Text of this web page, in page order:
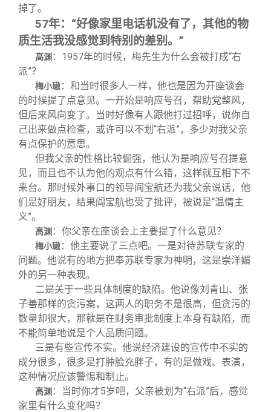
掉了。
57年：“好像家里电话机没有了，其他的物
质生活我没感觉到特别的差别。”
高渊 ：1957年的时候，梅先生为什么会被打成“右
派”？
梅小璈：和当时很多人一样，他也是因为开座谈会
的时候提了点意见。一开始是响应号召，帮助党整风，
但后来风向变了。当时好像有人跟他打过招呼，说你自
己出来做点检查，或许可以不划“右派”，多少对我父亲
有点保护的意思。
但我父亲的性格比较倔强，他认为是响应号召提意
见，而且也不认为他的观点有什么错，这样就互相下不
来台。那时候外事口的领导阎宝航还为我父亲说话，他
们是好朋友，结果阎宝航也受了批评，被说是“温情主
义”。
高渊 ：你父亲在座谈会上主要提了什么意见？
梅小璈：他主要说了三点吧。一是对待苏联专家的
问题。他说有的地方把奉苏联专家为神明，这是崇洋媚
外的另一种表现。
二是关于一些具体制度的缺陷。他说像刘青山、张
子善那样的贪污案，这两人的职务不是很高，但贪污的
数量却很大，那就是在财务审批制度上本身有缺陷，而
不能简单地说是个人品质问题。
三是有些宣传不实。他说经济建设的宣传中不实的
成分很多，很多是打肿脸充胖子，有的是做戏、表演，
这种情况应该警惕和制止。
高渊 ：当时你才5岁吧，父亲被划为“右派”后，感觉
家里有什么变化吗？